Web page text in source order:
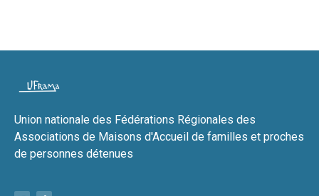
Union nationale des Fédérations Régionales des
Associations de Maisons d'Accueil de familles et proches
de personnes détenues